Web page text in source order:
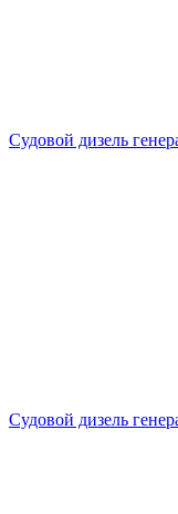
Судовой дизель
Судовой дизель